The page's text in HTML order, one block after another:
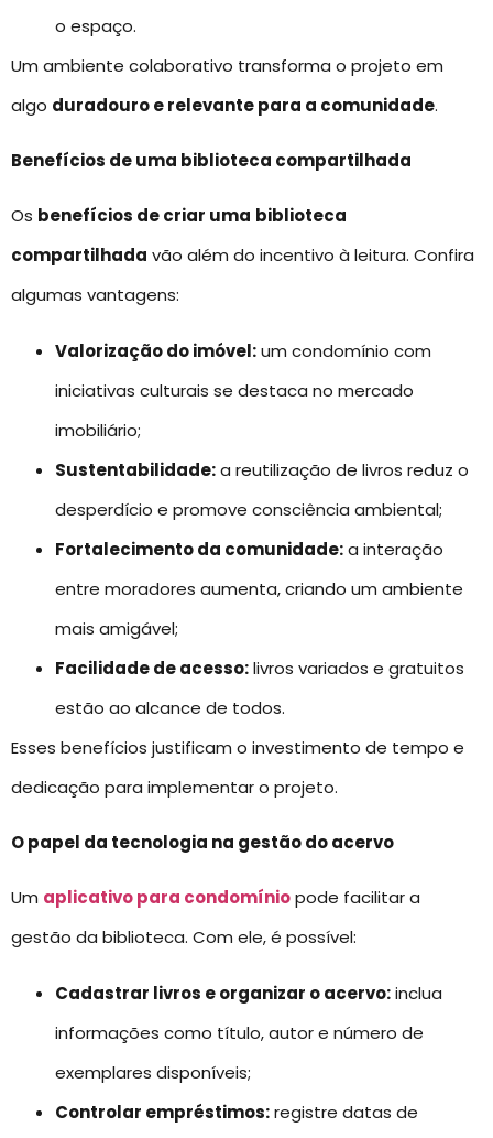
o espaço.
Um ambiente colaborativo transforma o projeto em
algo duradouro e relevante para a comunidade.
Benefícios de uma biblioteca compartilhada
Os benefícios de criar uma biblioteca
compartilhada vão além do incentivo à leitura. Confira
algumas vantagens:
Valorização do imóvel:um condomínio com
iniciativas culturais se destaca no mercado
imobiliário;
Sustentabilidade:a reutilização de livros reduz o
desperdício e promove consciência ambiental;
Fortalecimento da comunidade:a interação
entre moradores aumenta, criando um ambiente
mais amigável;
Facilidade de acesso:livros variados e gratuitos
estão ao alcance de todos.
Esses benefícios justificam o investimento de tempo e
dedicação para implementar o projeto.
O papel da tecnologia na gestão do acervo
Um aplicativo para condomíniopode facilitar a
gestão da biblioteca. Com ele, é possível:
Cadastrar livros e organizar o acervo:inclua
informações como título, autor e número de
exemplares disponíveis;
Controlar empréstimos:registre datas de